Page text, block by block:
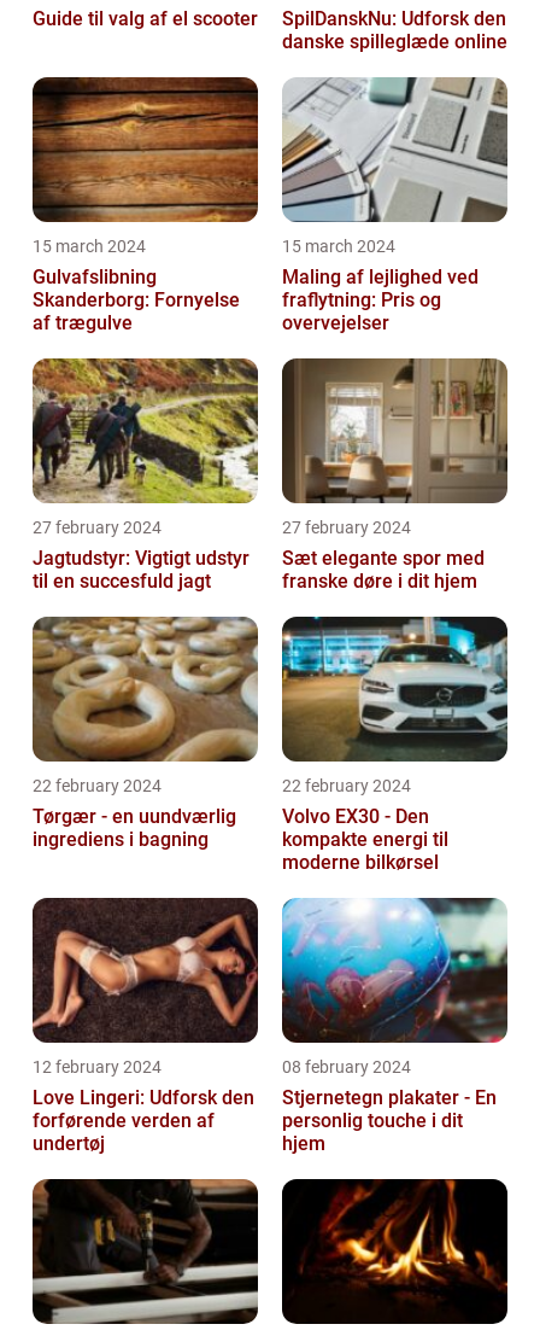
Guide til valg af el scooter
SpilDanskNu: Udforsk den
danske spilleglæde online
15 march 2024
Gulvafslibning
Skanderborg: Fornyelse
af trægulve
15 march 2024
Maling af lejlighed ved
fraflytning: Pris og
overvejelser
27 february 2024
Jagtudstyr: Vigtigt udstyr
til en succesfuld jagt
27 february 2024
Sæt elegante spor med
franske døre i dit hjem
22 february 2024
Tørgær - en uundværlig
ingrediens i bagning
22 february 2024
Volvo EX30 - Den
kompakte energi til
moderne bilkørsel
12 february 2024
Love Lingeri: Udforsk den
forførende verden af
undertøj
08 february 2024
Stjernetegn plakater - En
personlig touche i dit
hjem